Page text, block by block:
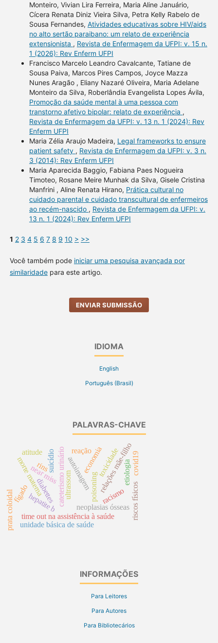
Monteiro, Vivian Lira Ferreira, Maria Aline Januário,
Cícera Renata Diniz Vieira Silva, Petra Kelly Rabelo de
Sousa Fernandes, Atividades educativas sobre HIV/aids
no alto sertão paraibano: um relato de experiência
extensionista , Revista de Enfermagem da UFPI: v. 15 n.
1 (2026): Rev Enferm UFPI
Francisco Marcelo Leandro Cavalcante, Tatiane de
Sousa Paiva, Marcos Pires Campos, Joyce Mazza
Nunes Aragão , Eliany Nazaré Oliveira, Maria Adelane
Monteiro da Silva, Roberlândia Evangelista Lopes Ávila,
Promoção da saúde mental à uma pessoa com
transtorno afetivo bipolar: relato de experiência ,
Revista de Enfermagem da UFPI: v. 13 n. 1 (2024): Rev
Enferm UFPI
Maria Zélia Araujo Madeira, Legal frameworks to ensure
patient safety , Revista de Enfermagem da UFPI: v. 3 n.
3 (2014): Rev Enferm UFPI
Maria Aparecida Baggio, Fabiana Paes Nogueira
Timoteo, Rosane Meire Munhak da Silva, Gisele Cristina
Manfrini , Aline Renata Hirano, Prática cultural no
cuidado parental e cuidado transcultural de enfermeiros
ao recém-nascido , Revista de Enfermagem da UFPI: v.
13 n. 1 (2024): Rev Enferm UFPI
1 2 3 4 5 6 7 8 9 10 > >>
Você também pode iniciar uma pesquisa avançada por
similaridadepara este artigo.
ENVIAR SUBMISSÃO
IDIOMA
English
Português (Brasil)
PALAVRAS-CHAVE
hepatite b neoplasias ósseas
poisoning
ultrassom
cateterismo urinário
near miss
time out na assistência à saúde
relações mãe-filho
riscos físicos
unidade básica de saúde
autoimagem
morte materna economia
suicídio reação
prata coloidal diabettes
toxicidade
fígado
rins
racismo
atitude
etiologiacovid19
INFORMAÇÕES
Para Leitores
Para Autores
Para Bibliotecários